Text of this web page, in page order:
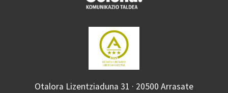
Otalora Lizentziaduna 31 · 20500 Arrasate